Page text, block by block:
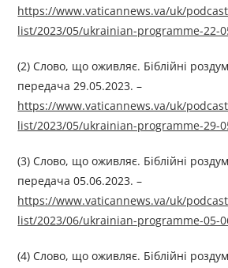
https://www.vaticannews.va/uk/
list/2023/05/ukrainian-programme-22-
(2) Слово, що оживляє. Біблійні
передача 29.05.2023. –
https://www.vaticannews.va/uk/
list/2023/05/ukrainian-programme-29-
(3) Слово, що оживляє. Біблійні
передача 05.06.2023. –
https://www.vaticannews.va/uk/
list/2023/06/ukrainian-programme-05-
(4) Слово, що оживляє. Біблійні